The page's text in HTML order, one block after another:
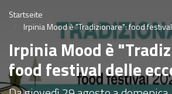
Startseite
Irpinia Mood è "Tradizionare": food
Irpinia Mood è
food festival delle